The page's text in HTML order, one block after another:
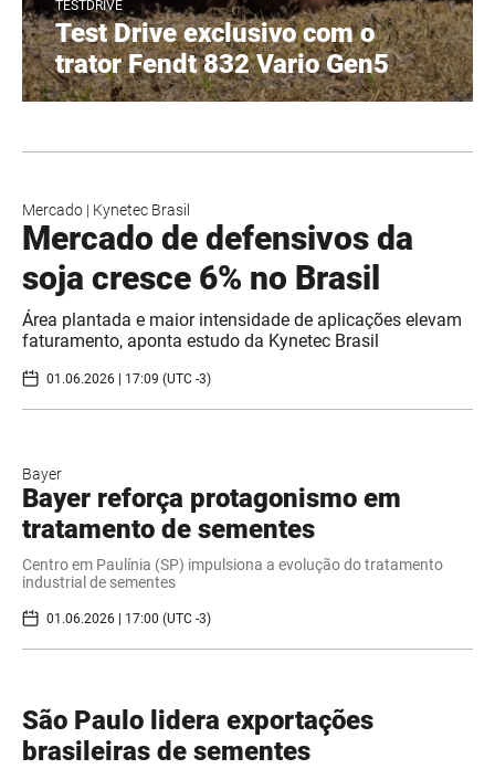
TESTDRIVE
Test Drive exclusivo com o
trator Fendt 832 Vario Gen5
Mercado | Kynetec Brasil
Mercado de defensivos da
soja cresce 6% no Brasil
Área plantada e maior intensidade de aplicações elevam
faturamento, aponta estudo da Kynetec Brasil
01.06.2026 | 17:09 (UTC -3)
Bayer
Bayer reforça protagonismo em
tratamento de sementes
Centro em Paulínia (SP) impulsiona a evolução do tratamento
industrial de sementes
01.06.2026 | 17:00 (UTC -3)
São Paulo lidera exportações
brasileiras de sementes